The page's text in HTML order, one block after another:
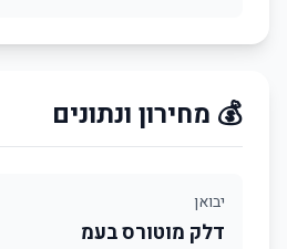
💰 מחירון ונתונים
יבואן
דלק מוטורס בעמ